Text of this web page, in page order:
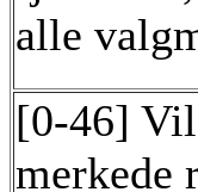
alle
[0-46] Vil
merkede